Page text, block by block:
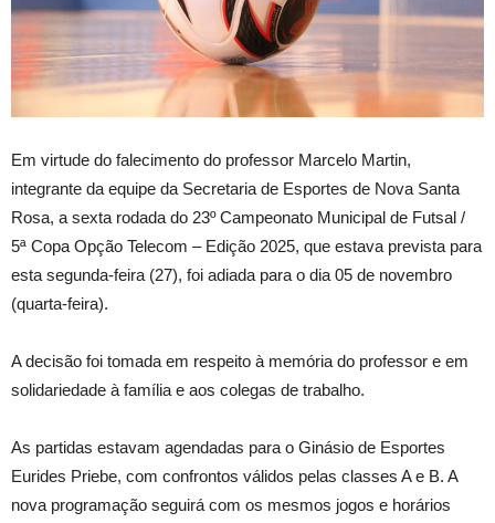
Em virtude do falecimento do professor Marcelo Martin,
integrante da equipe da Secretaria de Esportes de Nova Santa
Rosa, a sexta rodada do 23º Campeonato Municipal de Futsal /
5ª Copa Opção Telecom – Edição 2025, que estava prevista para
esta segunda-feira (27), foi adiada para o dia 05 de novembro
(quarta-feira).
A decisão foi tomada em respeito à memória do professor e em
solidariedade à família e aos colegas de trabalho.
As partidas estavam agendadas para o Ginásio de Esportes
Eurides Priebe, com confrontos válidos pelas classes A e B. A
nova programação seguirá com os mesmos jogos e horários